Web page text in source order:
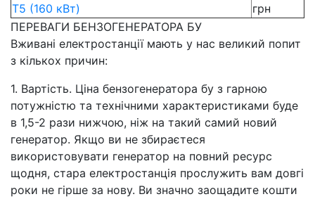
T5 (160 кВт)
грн
ПЕРЕВАГИ БЕНЗОГЕНЕРАТОРА БУ
Вживані електростанції мають у нас великий попит
з кількох причин:
1. Вартість. Ціна бензогенератора бу з гарною
потужністю та технічними характеристиками буде
в 1,5-2 рази нижчою, ніж на такий самий новий
генератор. Якщо ви не збираєтеся
використовувати генератор на повний ресурс
щодня, стара електростанція прослужить вам довгі
роки не гірше за нову. Ви значно заощадите кошти